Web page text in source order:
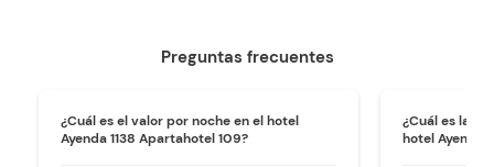
Preguntas frecuentes
¿Cuál es el valor por noche en el hotel
Ayenda 1138 Apartahotel 109?
¿Cuál es la
hotel Ayenda